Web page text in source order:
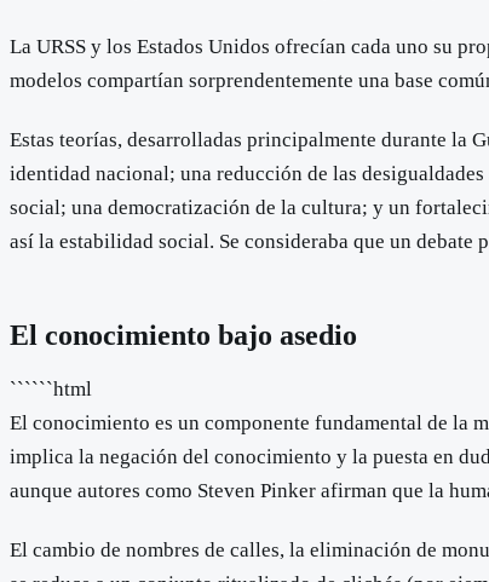
La URSS y los Estados Unidos ofrecían cada uno su
modelos compartían sorprendentemente una base
Estas teorías, desarrolladas principalmente durante la
identidad nacional; una reducción de las
social; una democratización de la cultura; y un
así la estabilidad social. Se consideraba que un
El conocimiento bajo asedio
``````html
El conocimiento es un componente fundamental de la
implica la negación del conocimiento y la puesta en
aunque autores como Steven Pinker afirman que la
El cambio de nombres de calles, la eliminación de